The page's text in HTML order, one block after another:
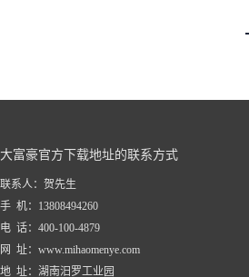
大富豪官方下载地址的联系方式
联系人：贺先生
手 机：13808494260
电 话：400-100-4879
网 址：www.mihaomenye.com
地 址：湖南汨罗工业园